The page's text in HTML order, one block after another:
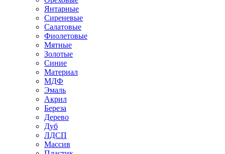
Янтарные
Сиреневые
Салатовые
Фиолетовые
Мятные
Золотые
Синие
Материал
МДФ
Эмаль
Акрил
Береза
Дерево
Дуб
ЛДСП
Массив